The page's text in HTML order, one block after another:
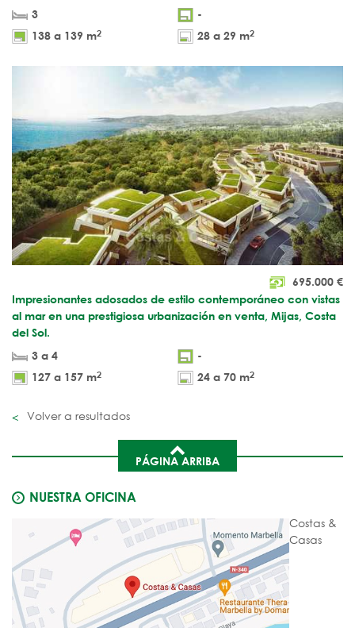
3
-
138 a 139 m2 28 a 29 m2
695.000 €
Impresionantes adosados de estilo contemporáneo con vistas
al mar en una prestigiosa urbanización en venta, Mijas, Costa
del Sol.
3 a 4
-
127 a 157 m2 24 a 70 m2
Volver a resultados
PÁGINA ARRIBA
NUESTRA OFICINA
Costas &
Casas